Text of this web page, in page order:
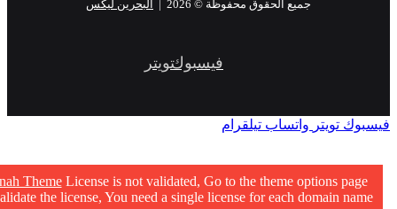
Theme License is not validated, Go to the theme options page
the license, You need a single license for each domain name.
جميع الحقوق محفوظة © 2026 | البحرين ليكس
فيسبوكتويتر
فيسبوك تويتر واتساب تيلقرام